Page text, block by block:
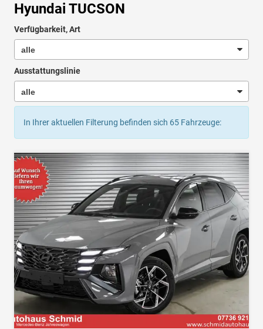
Hyundai TUCSON
Verfügbarkeit, Art
Ausstattungslinie
In Ihrer aktuellen Filterung befinden sich 65 Fahrzeuge: